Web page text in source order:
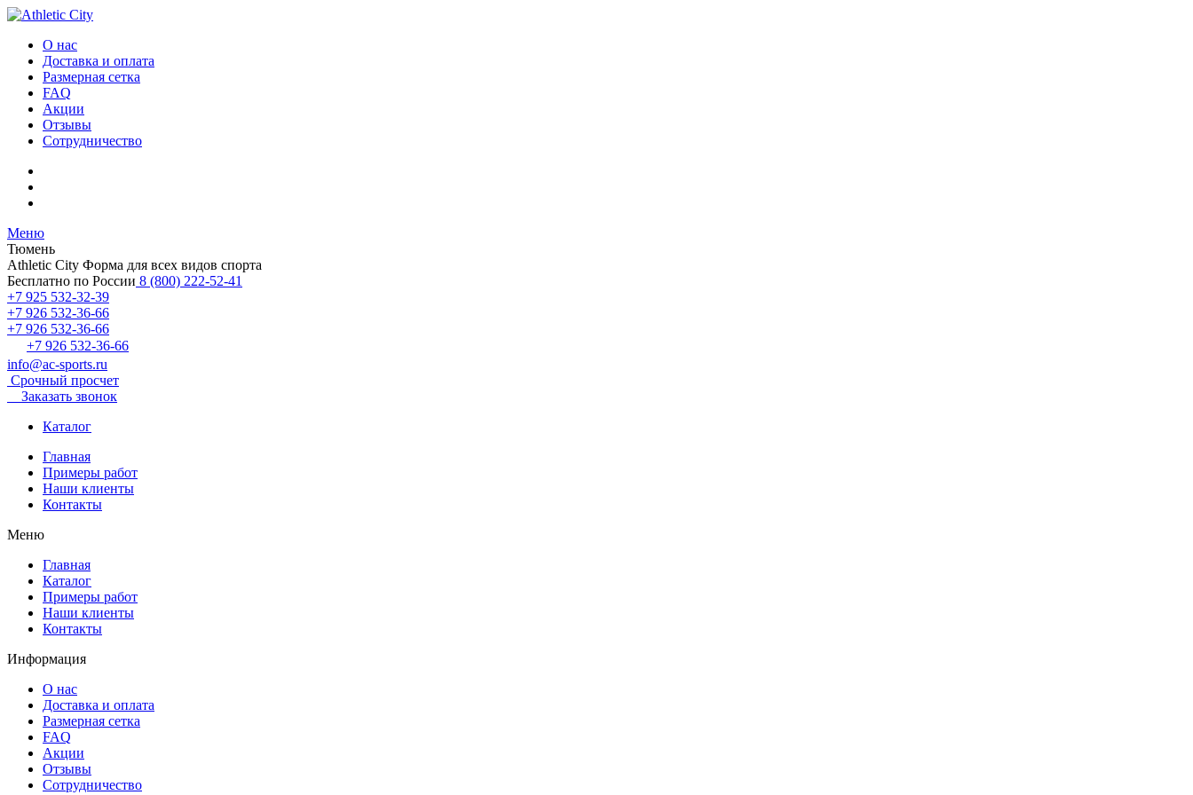
О нас
Доставка и оплата
Размерная сетка
FAQ
Акции
Отзывы
Сотрудничество
Меню
Тюмень
Athletic City Форма для всех видов спорта
Бесплатно по России 8 (800) 222-52-41
+7 925 532-32-39
+7 926 532-36-66
+7 926 532-36-66
+7 926 532-36-66
info@ac-sports.ru
Срочный просчет
Заказать звонок
Каталог
Главная
Примеры работ
Наши клиенты
Контакты
Меню
Главная
Каталог
Примеры работ
Наши клиенты
Контакты
Информация
О нас
Доставка и оплата
Размерная сетка
FAQ
Акции
Отзывы
Сотрудничество